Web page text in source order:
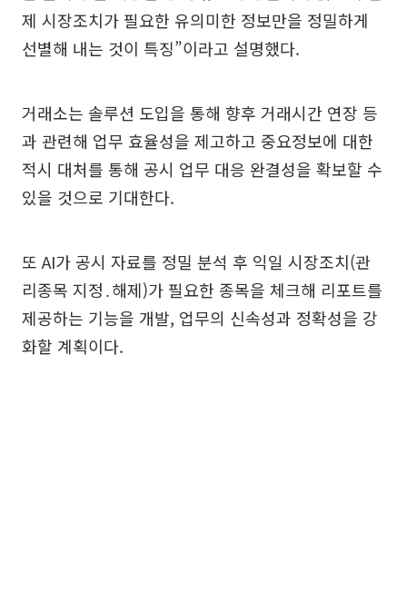
제 시장조치가 필요한 유의미한 정보만을 정밀하게
선별해 내는 것이 특징”이라고 설명했다.
거래소는 솔루션 도입을 통해 향후 거래시간 연장 등
과 관련해 업무 효율성을 제고하고 중요정보에 대한
적시 대처를 통해 공시 업무 대응 완결성을 확보할 수
있을 것으로 기대한다.
또 AI가 공시 자료를 정밀 분석 후 익일 시장조치(관
리종목 지정․해제)가 필요한 종목을 체크해 리포트를
제공하는 기능을 개발, 업무의 신속성과 정확성을 강
화할 계획이다.